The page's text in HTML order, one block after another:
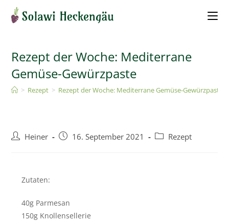
Rezept der Woche: Mediterrane
Gemüse-Gewürzpaste
> Rezept > Rezept der Woche: Mediterrane Gemüse-Gewürzpaste
Heiner 16. September 2021 Rezept
Zutaten:
40g Parmesan
150g Knollensellerie